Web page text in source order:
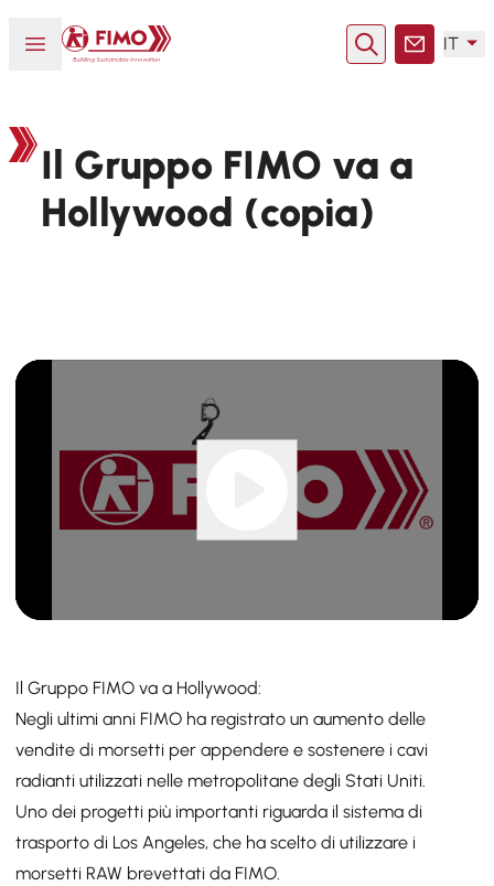
Aprire o chiudere il menu
Torna alla pagina iniziale
RicercaContatto
IT
Il Gruppo FIMO va a
Hollywood (copia)
Il Gruppo FIMO va a Hollywood:
Negli ultimi anni FIMO ha registrato un aumento delle
vendite di morsetti per appendere e sostenere i cavi
radianti utilizzati nelle metropolitane degli Stati Uniti.
Uno dei progetti più importanti riguarda il sistema di
trasporto di Los Angeles, che ha scelto di utilizzare i
morsetti RAW brevettati da FIMO.